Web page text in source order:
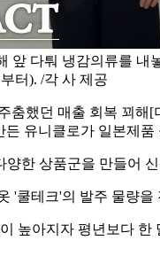
앞 다퉈 냉감의류를 내
터). /각 사 제공
춤했던 매출 회복 꾀해 [
유니클로가 일본제
한 상품군을 만들어
'쿨테크'의 발주 물량
높아지자 평년보다